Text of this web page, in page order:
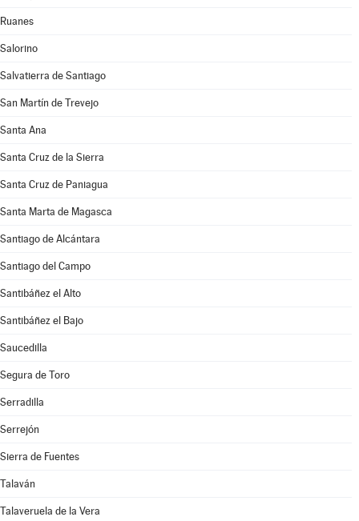
Ruanes
Salorino
Salvatierra de Santiago
San Martín de Trevejo
Santa Ana
Santa Cruz de la Sierra
Santa Cruz de Paniagua
Santa Marta de Magasca
Santiago de Alcántara
Santiago del Campo
Santibáñez el Alto
Santibáñez el Bajo
Saucedilla
Segura de Toro
Serradilla
Serrejón
Sierra de Fuentes
Talaván
Talaveruela de la Vera